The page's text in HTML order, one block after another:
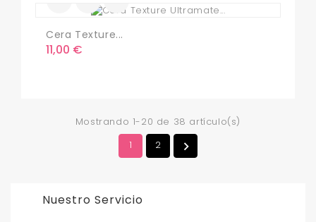
Cera Texture...
Precio
11,00 €
Mostrando 1-20 de 38 artículo(s)
1
2 
Nuestro Servicio